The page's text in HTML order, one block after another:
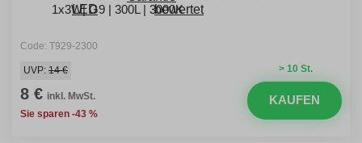
1x3W| G9 | 300L | 3000K
Code: T929-2300
> 10 St.
UVP: 14 €
8 € inkl. MwSt.
Sie sparen -43 %
KAUFEN